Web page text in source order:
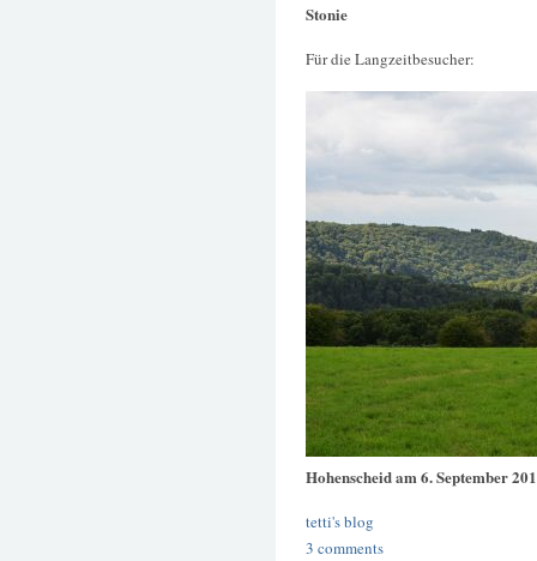
Stonie
Für die Langzeitbesucher:
Hohenscheid am 6. September
tetti's blog
3 comments